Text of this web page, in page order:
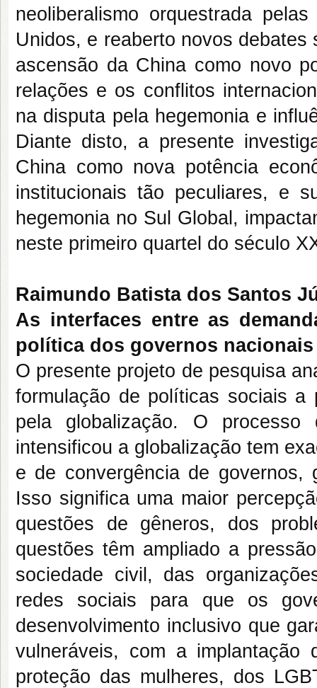
neoliberalismo orquestrada
Unidos, e reaberto novos debates
ascensão da China como novo
relações e os conflitos
na disputa pela hegemonia e
Diante disto, a presente
China como nova potência
institucionais tão peculiares, e
hegemonia no Sul Global,
neste primeiro quartel do século
Raimundo Batista dos Santos
As interfaces entre as
política dos governos nacionais
O presente projeto de pesquisa
formulação de políticas sociais a
pela globalização. O
intensificou a globalização tem
e de convergência de governos,
Isso significa uma maior
questões de gêneros, dos
questões têm ampliado a
sociedade civil, das
redes sociais para que os
desenvolvimento inclusivo que
vulneráveis, com a
proteção das mulheres, dos